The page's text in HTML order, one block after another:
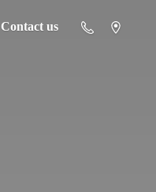
Contact us